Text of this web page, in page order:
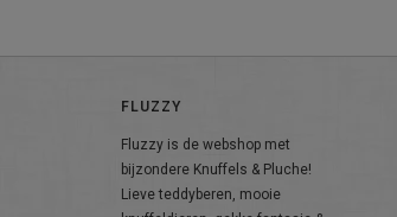
FLUZZY
Fluzzy is de webshop met
bijzondere Knuffels & Pluche!
Lieve teddyberen, mooie